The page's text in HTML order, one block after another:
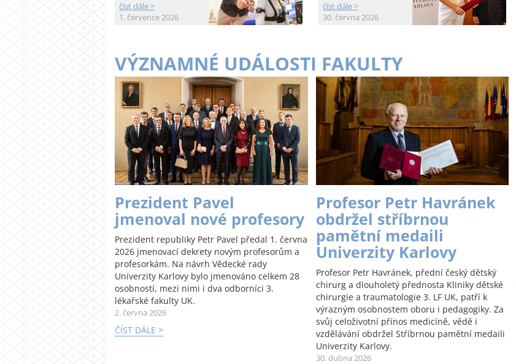
číst dále >
1. července 2026
číst dále >
30. června 2026
VÝZNAMNÉ UDÁLOSTI FAKULTY
Prezident Pavel
jmenoval nové profesory
Prezident republiky Petr Pavel předal 1. června
2026 jmenovací dekrety novým profesorům a
profesorkám. Na návrh Vědecké rady
Univerzity Karlovy bylo jmenováno celkem 28
osobností, mezi nimi i dva odborníci 3.
lékařské fakulty UK.
2. června 2026
ČÍST DÁLE >
Profesor Petr Havránek
obdržel stříbrnou
pamětní medaili
Univerzity Karlovy
Profesor Petr Havránek, přední český dětský
chirurg a dlouholetý přednosta Kliniky dětské
chirurgie a traumatologie 3. LF UK, patří k
výrazným osobnostem oboru i pedagogiky. Za
svůj celoživotní přínos medicíně, vědě i
vzdělávání obdržel Stříbrnou pamětní medaili
Univerzity Karlovy.
30. dubna 2026